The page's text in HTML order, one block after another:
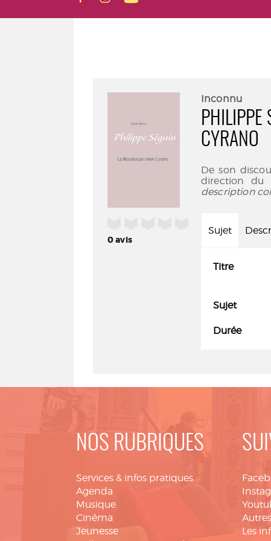
0avis
Inconnu
PHILIPPE
CYRANO
De son
direction du
description
Sujet
Titre
Sujet
Durée
NOS RUBRIQUES
Services & infos pratiques
Agenda
Musique
Cinéma
Jeunesse
Les